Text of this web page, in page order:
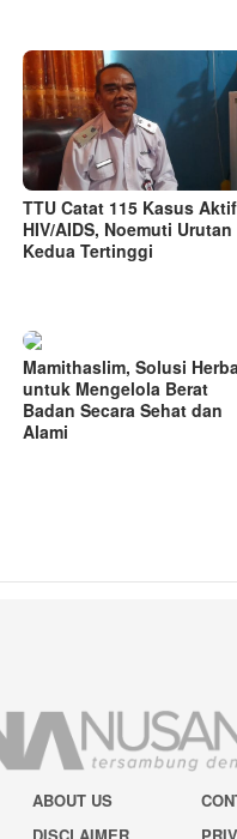
TTU Catat 115 Kasus Aktif
HIV/AIDS, Noemuti Urutan
Kedua Tertinggi
Mamithaslim, Solusi
untuk Mengelola Berat
Badan Secara Sehat dan
Alami
ABOUT US